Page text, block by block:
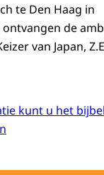
te Den Haag in
de
van Japan,
kunt u het